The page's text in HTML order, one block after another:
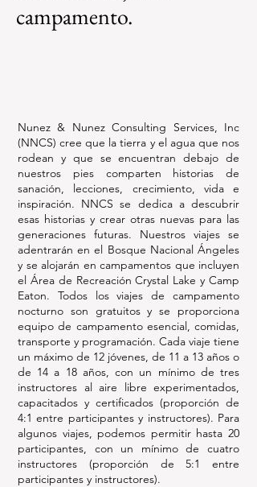
campamento.
Nunez & Nunez Consulting Services, Inc
(NNCS) cree que la tierra y el agua que nos
rodean y que se encuentran debajo de
nuestros pies comparten historias de
sanación, lecciones, crecimiento, vida e
inspiración. NNCS se dedica a descubrir
esas historias y crear otras nuevas para las
generaciones futuras. Nuestros viajes se
adentrarán en el Bosque Nacional Ángeles
y se alojarán en campamentos que incluyen
el Área de Recreación Crystal Lake y Camp
Eaton. Todos los viajes de campamento
nocturno son gratuitos y se proporciona
equipo de campamento esencial, comidas,
transporte y programación. Cada viaje tiene
un máximo de 12 jóvenes, de 11 a 13 años o
de 14 a 18 años, con un mínimo de tres
instructores al aire libre experimentados,
capacitados y certificados (proporción de
4:1 entre participantes y instructores). Para
algunos viajes, podemos permitir hasta 20
participantes, con un mínimo de cuatro
instructores (proporción de 5:1 entre
participantes y instructores).